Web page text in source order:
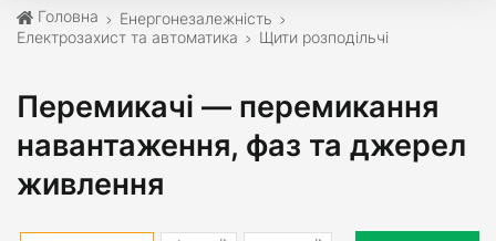
Головна
Енергонезалежність
Електрозахист та автоматика
Щити розподільчі
Перемикачі — перемикання
навантаження, фаз та джерел
живлення